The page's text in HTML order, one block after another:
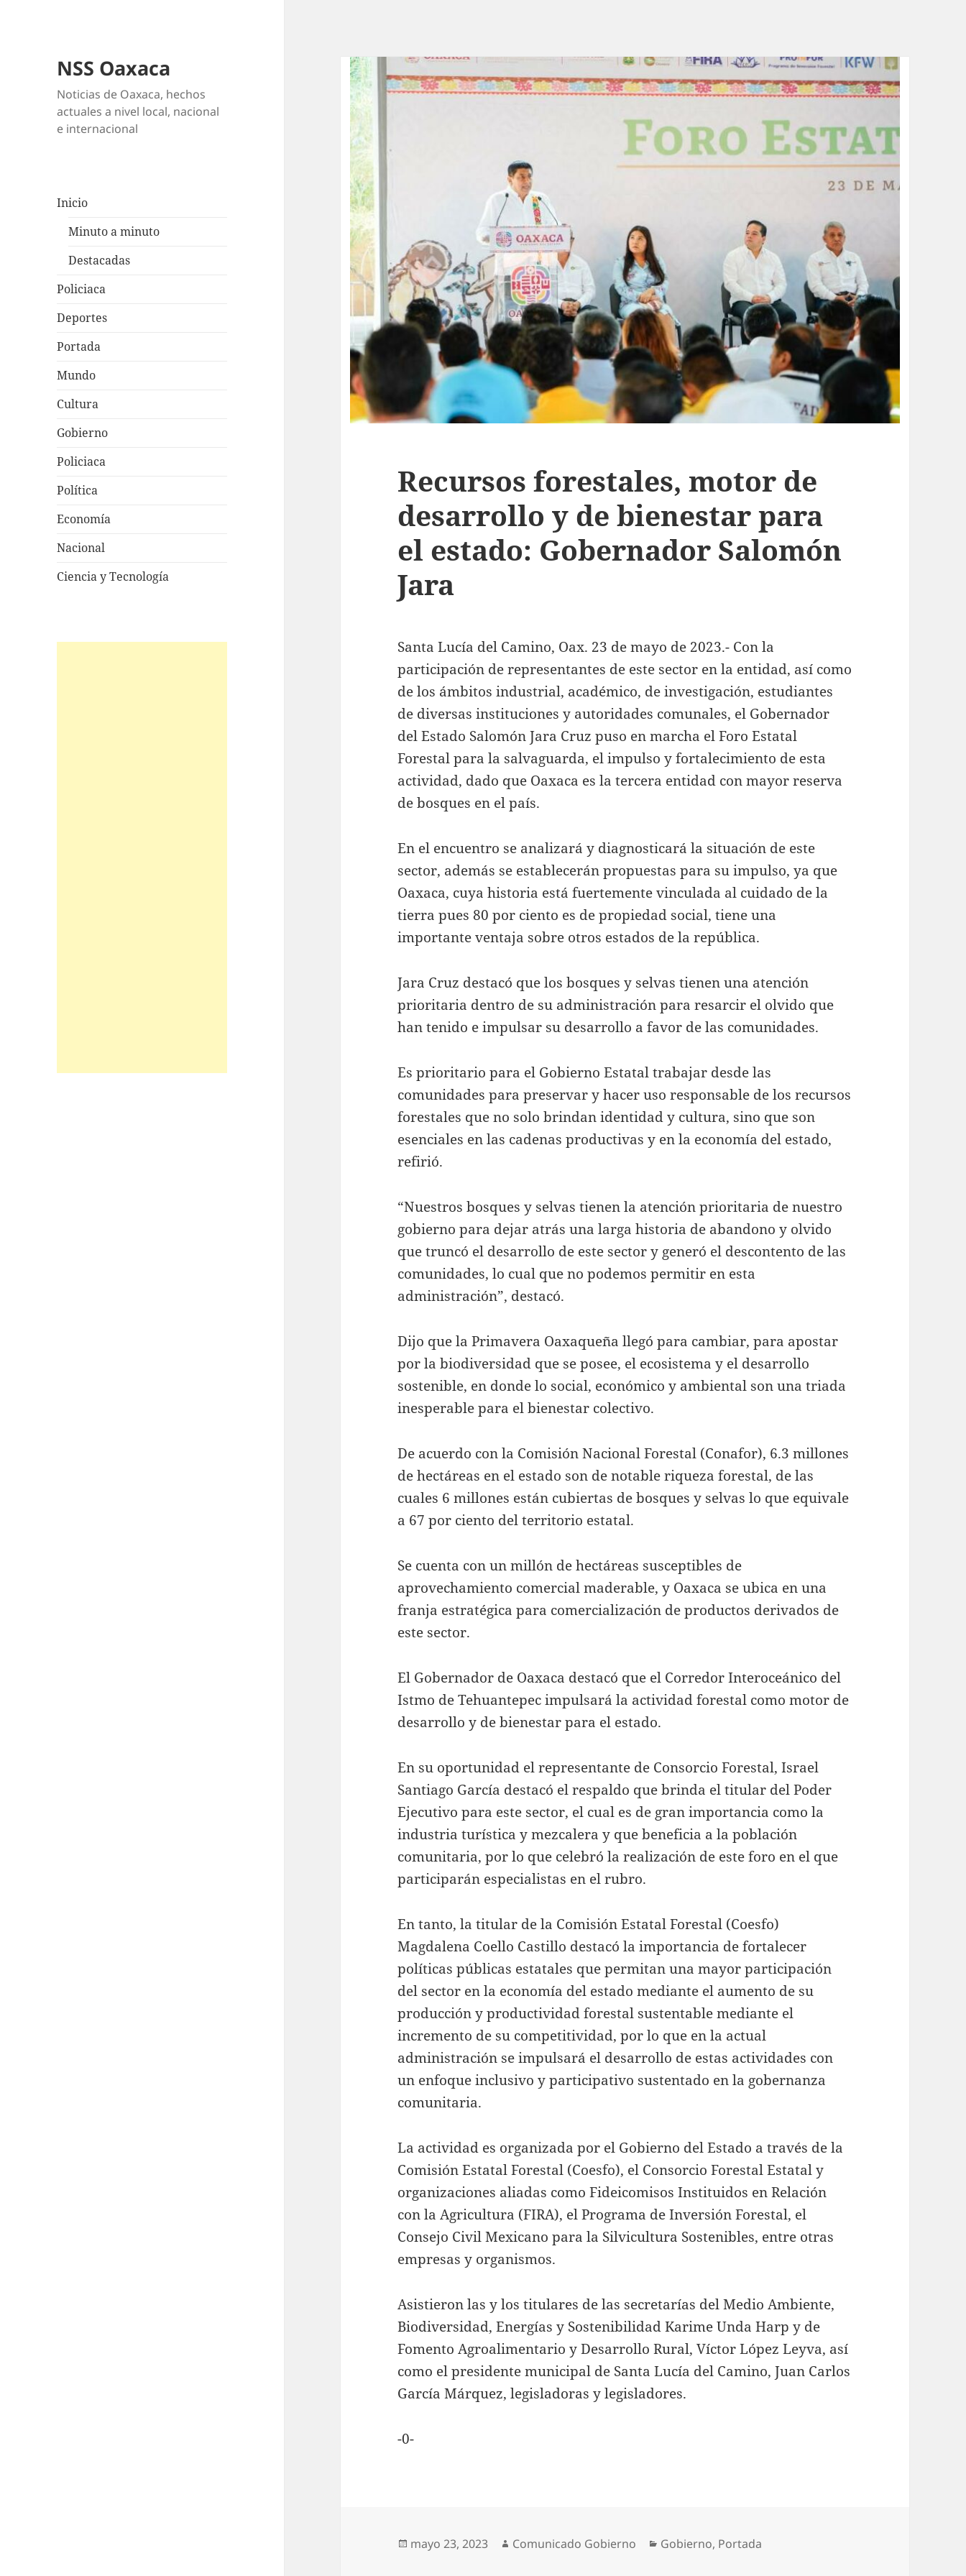
NSS Oaxaca
Noticias de Oaxaca, hechos
actuales a nivel local, nacional
e internacional
Inicio
Minuto a minuto
Destacadas
Policiaca
Deportes
Portada
Mundo
Cultura
Gobierno
Policiaca
Política
Economía
Nacional
Ciencia y Tecnología
Recursos forestales, motor de
desarrollo y de bienestar para
el estado: Gobernador Salomón
Jara
Santa Lucía del Camino, Oax. 23 de mayo de 2023.- Con la
participación de representantes de este sector en la entidad, así como
de los ámbitos industrial, académico, de investigación, estudiantes
de diversas instituciones y autoridades comunales, el Gobernador
del Estado Salomón Jara Cruz puso en marcha el Foro Estatal
Forestal para la salvaguarda, el impulso y fortalecimiento de esta
actividad, dado que Oaxaca es la tercera entidad con mayor reserva
de bosques en el país.
En el encuentro se analizará y diagnosticará la situación de este
sector, además se establecerán propuestas para su impulso, ya que
Oaxaca, cuya historia está fuertemente vinculada al cuidado de la
tierra pues 80 por ciento es de propiedad social, tiene una
importante ventaja sobre otros estados de la república.
Jara Cruz destacó que los bosques y selvas tienen una atención
prioritaria dentro de su administración para resarcir el olvido que
han tenido e impulsar su desarrollo a favor de las comunidades.
Es prioritario para el Gobierno Estatal trabajar desde las
comunidades para preservar y hacer uso responsable de los recursos
forestales que no solo brindan identidad y cultura, sino que son
esenciales en las cadenas productivas y en la economía del estado,
refirió.
“Nuestros bosques y selvas tienen la atención prioritaria de nuestro
gobierno para dejar atrás una larga historia de abandono y olvido
que truncó el desarrollo de este sector y generó el descontento de las
comunidades, lo cual que no podemos permitir en esta
administración”, destacó.
Dijo que la Primavera Oaxaqueña llegó para cambiar, para apostar
por la biodiversidad que se posee, el ecosistema y el desarrollo
sostenible, en donde lo social, económico y ambiental son una triada
inesperable para el bienestar colectivo.
De acuerdo con la Comisión Nacional Forestal (Conafor), 6.3 millones
de hectáreas en el estado son de notable riqueza forestal, de las
cuales 6 millones están cubiertas de bosques y selvas lo que equivale
a 67 por ciento del territorio estatal.
Se cuenta con un millón de hectáreas susceptibles de
aprovechamiento comercial maderable, y Oaxaca se ubica en una
franja estratégica para comercialización de productos derivados de
este sector.
El Gobernador de Oaxaca destacó que el Corredor Interoceánico del
Istmo de Tehuantepec impulsará la actividad forestal como motor de
desarrollo y de bienestar para el estado.
En su oportunidad el representante de Consorcio Forestal, Israel
Santiago García destacó el respaldo que brinda el titular del Poder
Ejecutivo para este sector, el cual es de gran importancia como la
industria turística y mezcalera y que beneficia a la población
comunitaria, por lo que celebró la realización de este foro en el que
participarán especialistas en el rubro.
En tanto, la titular de la Comisión Estatal Forestal (Coesfo)
Magdalena Coello Castillo destacó la importancia de fortalecer
políticas públicas estatales que permitan una mayor participación
del sector en la economía del estado mediante el aumento de su
producción y productividad forestal sustentable mediante el
incremento de su competitividad, por lo que en la actual
administración se impulsará el desarrollo de estas actividades con
un enfoque inclusivo y participativo sustentado en la gobernanza
comunitaria.
La actividad es organizada por el Gobierno del Estado a través de la
Comisión Estatal Forestal (Coesfo), el Consorcio Forestal Estatal y
organizaciones aliadas como Fideicomisos Instituidos en Relación
con la Agricultura (FIRA), el Programa de Inversión Forestal, el
Consejo Civil Mexicano para la Silvicultura Sostenibles, entre otras
empresas y organismos.
Asistieron las y los titulares de las secretarías del Medio Ambiente,
Biodiversidad, Energías y Sostenibilidad Karime Unda Harp y de
Fomento Agroalimentario y Desarrollo Rural, Víctor López Leyva, así
como el presidente municipal de Santa Lucía del Camino, Juan Carlos
García Márquez, legisladoras y legisladores.
-0-
Publicado
mayo 23, 2023 Autor
Comunicado Gobierno Categorías
Gobierno, Portada